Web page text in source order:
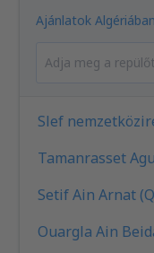
Ajánlatok Algériában
Slef
Tamanrasset
Setif Ain Arnat
Ouargla Ain